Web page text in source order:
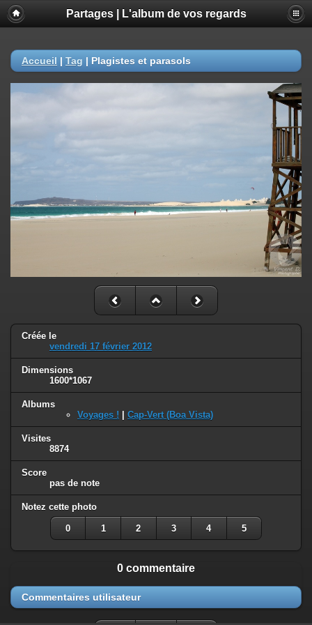
Partages | L'album de vos regards
Accueil | Tag | Plagistes et parasols
Créée le
vendredi 17 février 2012
Dimensions
1600*1067
Albums
Voyages !
Cap-Vert (Boa Vista)
Visites
8874
Score
pas de note
Notez cette photo
0 1 2 3 4 5
0 commentaire
Commentaires utilisateur